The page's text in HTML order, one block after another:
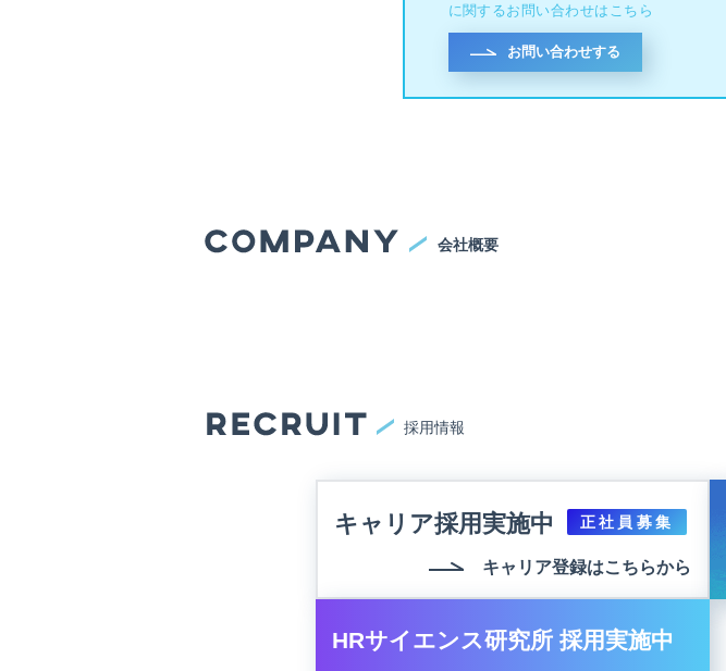
に関するお問い合わせはこちら
お問い合わせする
会社概要
採用情報
キャリア採用実施中 正社員募集
キャリア登録はこちらから
HRサイエンス研究所 採用実施中